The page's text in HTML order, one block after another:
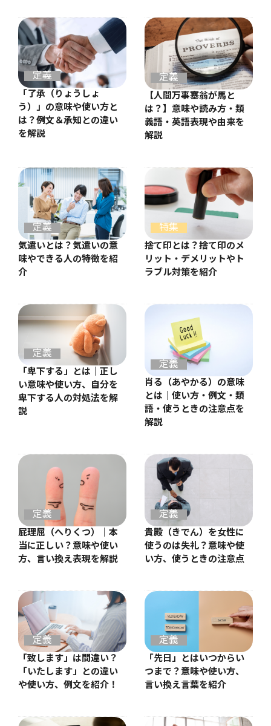
定義
「了承（りょうしょ
う）」の意味や使い方と
は？例文＆承知との違い
を解説
定義
【人間万事塞翁が馬と
は？】意味や読み方・類
義語・英語表現や由来を
解説
定義
気遣いとは？気遣いの意
味やできる人の特徴を紹
介
特集
捨て印とは？捨て印のメ
リット・デメリットやト
ラブル対策を紹介
定義
「卑下する」とは｜正し
い意味や使い方、自分を
卑下する人の対処法を解
説
定義
肖る（あやかる）の意味
とは｜使い方・例文・類
語・使うときの注意点を
解説
定義
屁理屈（へりくつ）｜本
当に正しい？意味や使い
方、言い換え表現を解説
定義
貴殿（きでん）を女性に
使うのは失礼？意味や使
い方、使うときの注意点
定義
「致します」は間違い？
「いたします」との違い
や使い方、例文を紹介！
定義
「先日」とはいつからい
つまで？意味や使い方、
言い換え言葉を紹介